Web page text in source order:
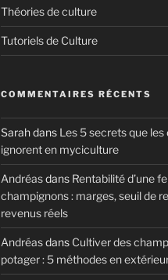
Théories de culture
Tutoriels de Culture
COMMENTAIRES RÉCENTS
Sarahdans Les 5 secrets que
ignorent en myciculture
Andréasdans Rentabilité d’une
champignons : marges, seuil de
revenus réels
Andréasdans Cultiver des
potager : 5 méthodes en